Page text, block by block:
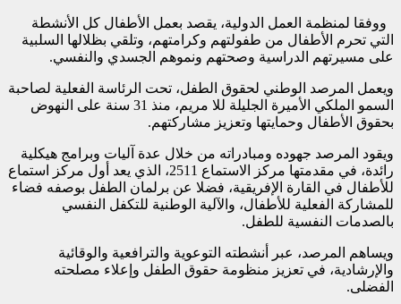
ووفقا لمنظمة العمل الدولية، يقصد بعمل الأطفال كل الأنشطة
التي تحرم الأطفال من طفولتهم وكرامتهم، وتلقي بظلالها السلبية
على مسيرتهم الدراسية وصحتهم ونموهم الجسدي والنفسي.
ويعمل المرصد الوطني لحقوق الطفل، تحت الرئاسة الفعلية لصاحبة
السمو الملكي الأميرة الجليلة للا مريم، منذ 31 سنة على النهوض
بحقوق الأطفال وحمايتها وتعزيز مشاركتهم.
ويقود المرصد جهوده ومبادراته من خلال عدة آليات وبرامج هيكلية
رائدة، في مقدمتها مركز الاستماع 2511، الذي يعد أول مركز استماع
للأطفال في القارة الإفريقية، فضلا عن برلمان الطفل بوصفه فضاء
للمشاركة الفعلية للأطفال، والآلية الوطنية للتكفل النفسي
بالصدمات النفسية للطفل.
ويساهم المرصد، عبر أنشطته التوعوية والترافعية والوقائية
والإرشادية، في تعزيز منظومة حقوق الطفل وإعلاء مصلحته
الفضلى.